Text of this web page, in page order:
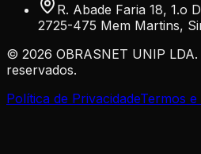
R. Abade Faria 18, 1.o
2725-475 Mem Martins,
© 2026 OBRASNET UNIP
reservados.
Política de PrivacidadeTermos e